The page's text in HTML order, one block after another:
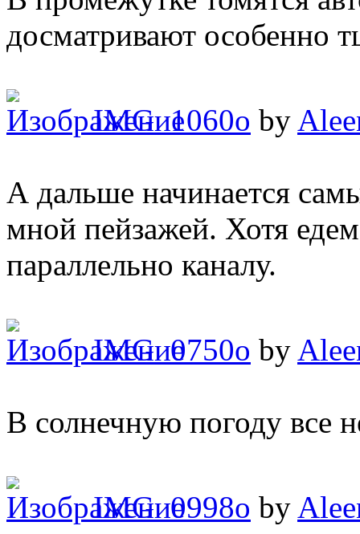
досматривают особенно
IMG_1060o by
А дальше начинается
мной пейзажей. Хотя
параллельно каналу.
IMG_0750o by
В солнечную погоду все
IMG_0998o by